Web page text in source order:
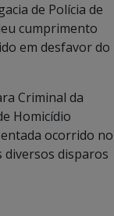
de Polícia de
cumprimento
em desfavor do
Criminal da
Homicídio
ocorrido no
diversos disparos